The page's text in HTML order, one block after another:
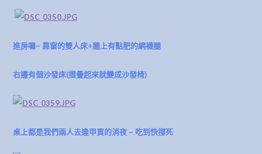
進房囉~ 靠窗的雙人床+牆上有點肥的網襪腿
右邊有個沙發床(摺疊起來就變成沙發椅)
桌上都是我們兩人去逢甲買的消夜 ~ 吃到快撐死